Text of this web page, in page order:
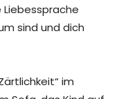
Liebessprache
sind und dich
im